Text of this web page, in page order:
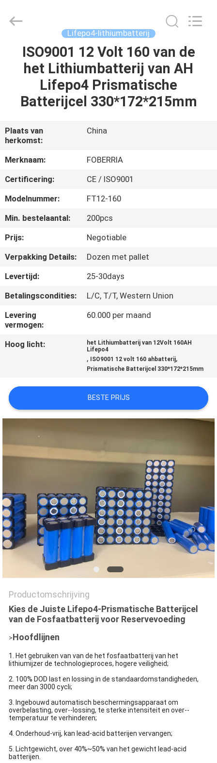
HUIS
PRODUCTEN
ONGEVEER
ONS
FABRIEKSREIS
KWALITEITSCONTROLE
CONTACTEER
ONS
NIEUWS
GEVALLEN
Lifepo4
Developed
Lifepo4-lithiumbatterij
ISO9001 12 Volt 160 van de
het Lithiumbatterij van AH
Lifepo4 Prismatische
Batterijcel 330*172*215mm
Plaats van
herkomst:
China
Merknaam:
FOBERRIA
Certificering:
CE / ISO9001
Modelnummer:
FT12-160
Min. bestelaantal:
200pcs
Prijs:
Negotiable
Verpakking Details:
Dozen met pallet
Levertijd:
25-30days
Betalingscondities:
L/C, T/T, Western Union
Levering
vermogen:
60.000 per maand
Hoog licht:
het Lithiumbatterij van 12Volt 160AH
Lifepo4
, ISO9001 12 volt 160 ahbatterij,
Prismatische Batterijcel 330*172*215mm
BESTE PRIJS
Productomschrijving
Kies de Juiste Lifepo4-Prismatische Batterijcel
van de Fosfaatbatterij voor Reservevoeding
>Hoofdlijnen
1. Het gebruiken van van de het fosfaatbatterij van het
lithiumijzer de technologieproces, hogere veiligheid;
2. 100% DOD last en lossing in de standaardomstandigheden,
meer dan 3000 cycli;
3. Ingebouwd automatisch beschermingsapparaat om
overbelasting, over--lossing, te sterke intensiteit en over--
temperatuur te verhinderen;
4. Onderhoud-vrij, kan lead-acid batterijen vervangen;
5. Lichtgewicht, over 40%~50% van het gewicht lead-acid
batterijen.